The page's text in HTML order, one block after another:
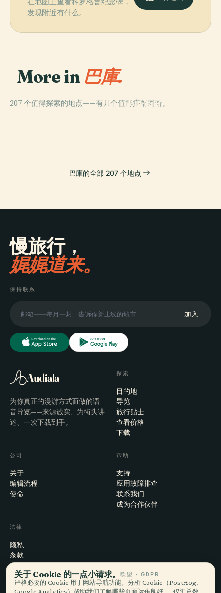
在地图上查看科罗格鲁纪念碑，
发现附近有什么。
More in 巴庫.
207 个值得探索的地点——有几个值得搭配同游。
PLACE
术歌剧和芭蕾舞
PLACE PLACE
巴庫的全部 207 个地点
慢旅行，
娓娓道来。
保持联系
加入
Audiala
为你真正的漫游方式而做的语
音导览——来源诚实、为街头讲
述、一次下载到手。
探索
目的地
导览
旅行贴士
查看价格
下载
公司
关于
编辑流程
使命
帮助
支持
应用故障排查
联系我们
成为合作伙伴
法律
隐私
条款
Cookie 设置
注销账户
关于 Cookie 的一点小请求。欧盟 · GDPR
严格必要的 Cookie 用于网站导航功能。分析 Cookie（PostHog、
Google Analytics）帮助我们了解哪些页面运作良好——仅汇总数